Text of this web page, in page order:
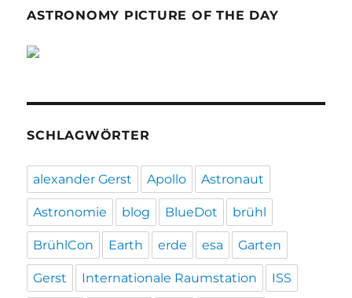
ASTRONOMY PICTURE OF THE DAY
SCHLAGWÖRTER
alexander Gerst Apollo Astronaut
Astronomie blog BlueDot brühl
BrühlCon Earth erde esa Garten
Gerst Internationale Raumstation ISS